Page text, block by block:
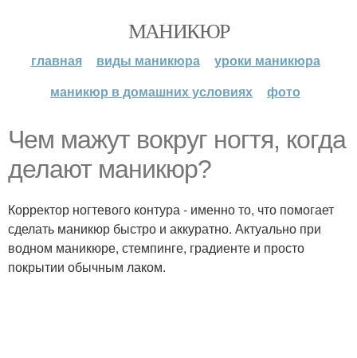
МАНИКЮР
главная виды маникюра
уроки маникюра
маникюр в домашних условиях
фото
Чем мажут вокруг ногтя, когда
делают маникюр?
Корректор ногтевого контура - именно то, что помогает
сделать маникюр быстро и аккуратно. Актуально при
водном маникюре, стемпинге, градиенте и просто
покрытии обычным лаком.